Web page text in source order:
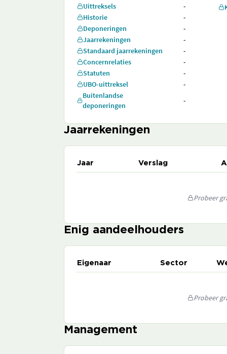
Uittreksels
-
Historie
-
Deponeringen
-
Jaarrekeningen
-
Standaard jaarrekeningen
-
Concernrelaties
-
Statuten
-
UBO-uittreksel
-
Buitenlandse
deponeringen
-
Jaarrekeningen
Jaar Verslag
Probeer
Enig aandeelhouders
Eigenaar Sector
Probeer
Management